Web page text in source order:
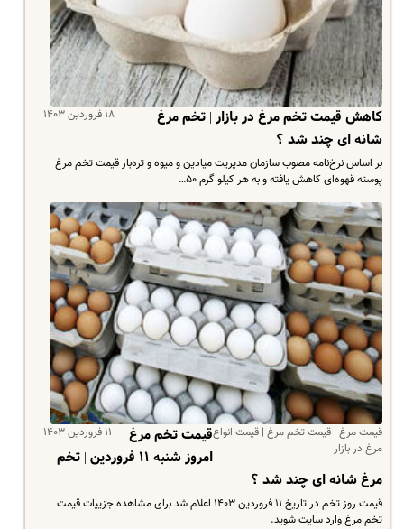
۱۸ فروردین ۱۴۰۳
کاهش قیمت تخم مرغ در بازار | تخم مرغ
شانه ای چند شد ؟
بر اساس نرخ‌نامه مصوب سازمان مدیریت میادین و میوه و تره‌بار قیمت تخم مرغ
پوسته قهوه‌ای کاهش یافته و به هر کیلو گرم ۵۰…
قیمت مرغ | قیمت تخم مرغ | قیمت انواع
مرغ در بازار
۱۱ فروردین ۱۴۰۳
قیمت تخم مرغ
امروز شنبه ۱۱ فروردین | تخم
مرغ شانه ای چند شد ؟
قیمت روز تخم در تاریخ ۱۱ فروردین ۱۴۰۳ اعلام شد برای مشاهده جزییات قیمت
تخم مرغ وارد سایت شوید.